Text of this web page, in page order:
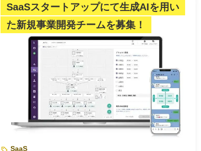
SaaSスタートアップにて生成AIを用い
た新規事業開発チームを募集！
SaaS